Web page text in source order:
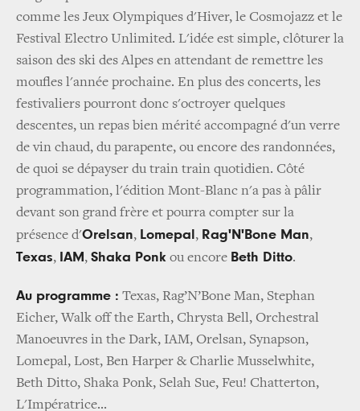
comme les Jeux Olympiques d'Hiver, le Cosmojazz et le
Festival Electro Unlimited. L'idée est simple, clôturer la
saison des ski des Alpes en attendant de remettre les
moufles l'année prochaine. En plus des concerts, les
festivaliers pourront donc s'octroyer quelques
descentes, un repas bien mérité accompagné d'un verre
de vin chaud, du parapente, ou encore des randonnées,
de quoi se dépayser du train train quotidien. Côté
programmation, l'édition Mont-Blanc n'a pas à pâlir
devant son grand frère et pourra compter sur la
présence d'Orelsan, Lomepal , Rag'N'Bone Man,
Texas, IAM , Shaka Ponk ou encore Beth Ditto.
Au programme : Texas, Rag’N’Bone Man, Stephan
Eicher, Walk off the Earth, Chrysta Bell, Orchestral
Manoeuvres in the Dark, IAM, Orelsan, Synapson,
Lomepal, Lost, Ben Harper & Charlie Musselwhite,
Beth Ditto, Shaka Ponk, Selah Sue, Feu! Chatterton,
L'Impératrice...